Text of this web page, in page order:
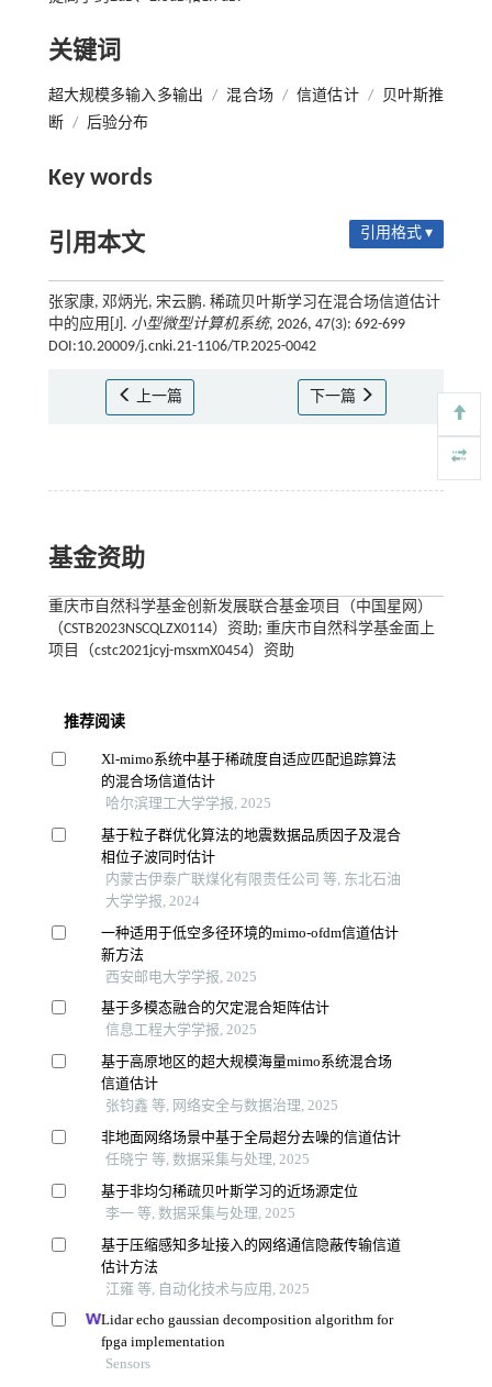
关键词
超大规模多输入多输出 / 混合场 / 信道估计 /
贝叶斯推
断 / 后验分布
Key words
引用本文 引用格式 ▾
张家康, 邓炳光, 宋云鹏. 稀疏贝叶斯学习在混合场信道估计
中的应用[J]. 小型微型计算机系统, 2026, 47(3): 692-699
DOI:10.20009/j.cnki.21-1106/TP.2025-0042
上一篇 下一篇
基金资助
重庆市自然科学基金创新发展联合基金项目（中国星网）
（CSTB2023NSCQLZX0114）资助; 重庆市自然科学基金面上
项目（cstc2021jcyj-msxmX0454）资助